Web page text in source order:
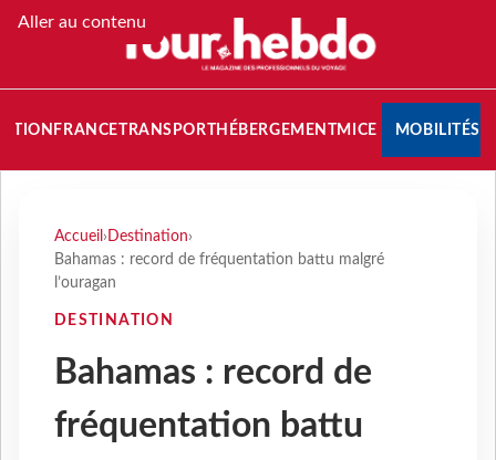
Aller au contenu
FRANCETRANSPORT HÉBERGEMENTMICE MOBILITÉS
Accueil › Destination›
Bahamas : record de fréquentation battu malgré
l’ouragan
DESTINATION
Bahamas : record de
fréquentation battu